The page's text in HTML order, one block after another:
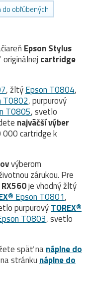
obľúbených
Epson Stylus
cartridge
, žltýEpson T0804,
T0802, purpurový
T0805, svetlo
najväčší výber
000 cartridge k
výberom
zárukou. Pre
je vhodný žltý
Epson T0801,
purpurovýTOREX®
T0803, svetlo
späť nanáplne do
stránkunáplne do